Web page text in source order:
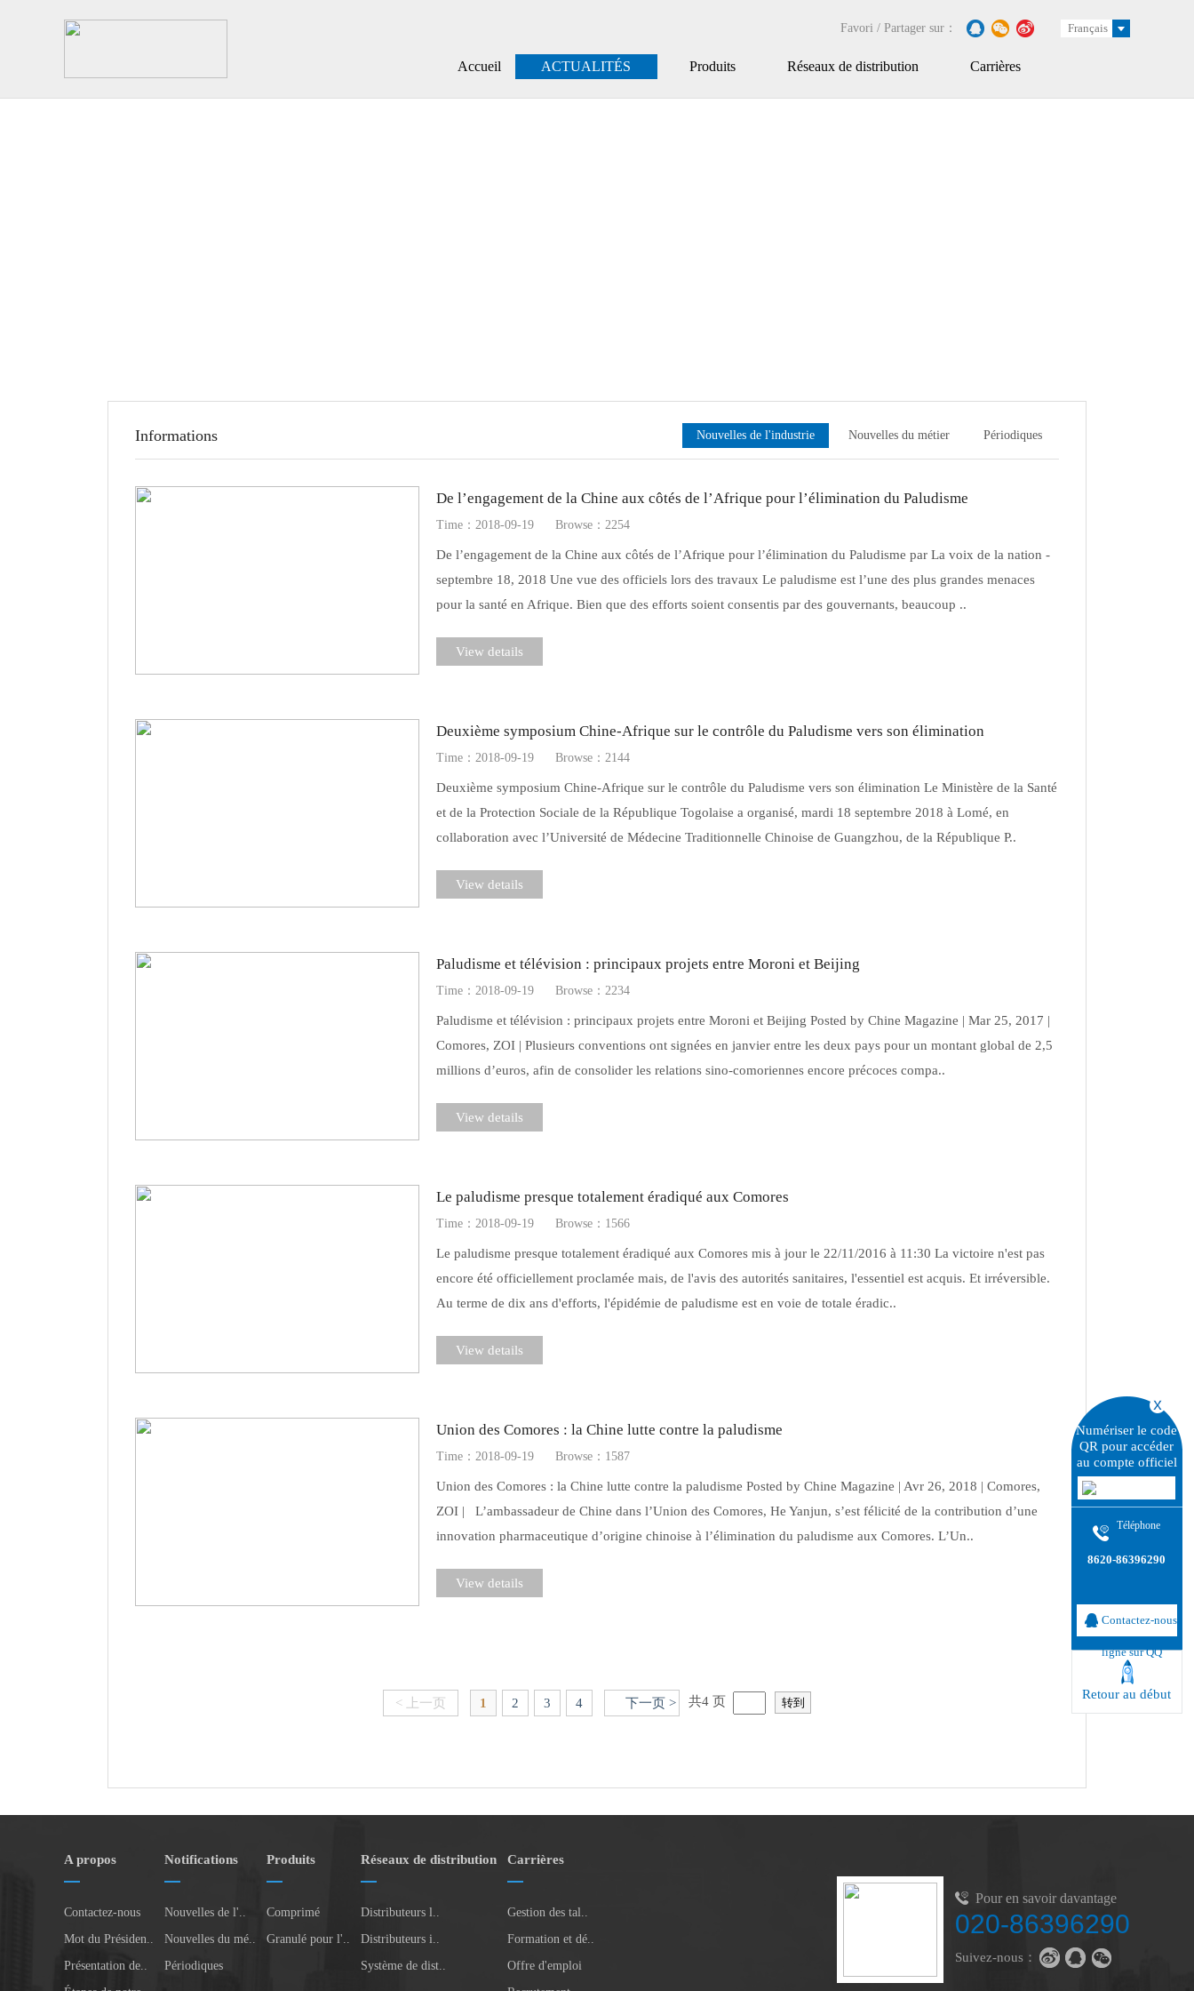
Favori / Partager sur： Français
Accueil ACTUALITÉS Produits Réseaux de distribution Carrières
Informations Nouvelles de l'industrie Nouvelles du métier Périodiques
De l’engagement de la Chine aux côtés de l’Afrique pour l’élimination du Paludisme
Time：2018-09-19 Browse：2254
De l’engagement de la Chine aux côtés de l’Afrique pour l’élimination du Paludisme par La voix de la nation -
septembre 18, 2018 Une vue des officiels lors des travaux Le paludisme est l’une des plus grandes menaces
pour la santé en Afrique. Bien que des efforts soient consentis par des gouvernants, beaucoup ..
View details
Deuxième symposium Chine-Afrique sur le contrôle du Paludisme vers son élimination
Time：2018-09-19 Browse：2144
Deuxième symposium Chine-Afrique sur le contrôle du Paludisme vers son élimination Le Ministère de la Santé
et de la Protection Sociale de la République Togolaise a organisé, mardi 18 septembre 2018 à Lomé, en
collaboration avec l’Université de Médecine Traditionnelle Chinoise de Guangzhou, de la République P..
View details
Paludisme et télévision : principaux projets entre Moroni et Beijing
Time：2018-09-19 Browse：2234
Paludisme et télévision : principaux projets entre Moroni et Beijing Posted by Chine Magazine | Mar 25, 2017 |
Comores, ZOI | Plusieurs conventions ont signées en janvier entre les deux pays pour un montant global de 2,5
millions d’euros, afin de consolider les relations sino-comoriennes encore précoces compa..
View details
Le paludisme presque totalement éradiqué aux Comores
Time：2018-09-19 Browse：1566
Le paludisme presque totalement éradiqué aux Comores mis à jour le 22/11/2016 à 11:30 La victoire n'est pas
encore été officiellement proclamée mais, de l'avis des autorités sanitaires, l'essentiel est acquis. Et irréversible.
Au terme de dix ans d'efforts, l'épidémie de paludisme est en voie de totale éradic..
View details
Union des Comores : la Chine lutte contre la paludisme
Time：2018-09-19 Browse：1587
Union des Comores : la Chine lutte contre la paludisme Posted by Chine Magazine | Avr 26, 2018 | Comores,
ZOI | L’ambassadeur de Chine dans l’Union des Comores, He Yanjun, s’est félicité de la contribution d’une
innovation pharmaceutique d’origine chinoise à l’élimination du paludisme aux Comores. L’Un..
View details
< 上一页 1 2 3 4 下一页 > 共4 页
A propos
Contactez-nous
Mot du Présiden..
Présentation de..
Notifications
Nouvelles de l'..
Nouvelles du mé..
Périodiques
Produits
Comprimé
Granulé pour l'..
Réseaux de distribution
Distributeurs l..
Distributeurs i..
Système de dist..
Carrières
Gestion des tal..
Formation et dé..
Offre d'emploi
Pour en savoir davantage
020-86396290
Suivez-nous：
Numériser le code
QR pour accéder
au compte officiel
Téléphone
8620-86396290
Contactez-nous
ligne sur QQ
Retour au début